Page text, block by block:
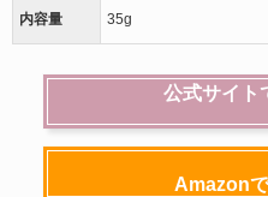
内容量 35g
公式サイト
Amazon